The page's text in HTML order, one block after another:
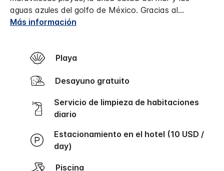
aguas azules del golfo de México. Gracias al...
Más información
Playa
Desayuno gratuito
Servicio de limpieza de habitaciones
diario
Estacionamiento en el hotel (10 USD /
day)
Piscina